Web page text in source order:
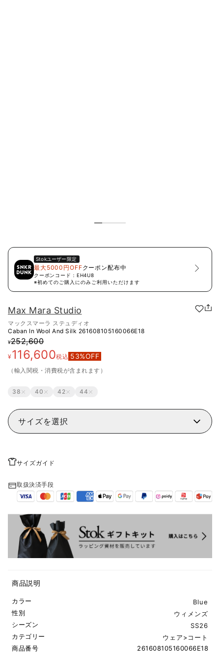
Stokユーザー限定
最大5000円OFFクーポン配布中
クーポンコード： EH4U8
※初めてのご購入にのみご利用いただけます
Max Mara Studio
マックスマーラ ステュディオ
Caban In Wool And Silk 261608105160066E18
¥252,600
¥116,600税込 53%OFF
（輸入関税・消費税が含まれます）
38 40 42 44
サイズを選択
サイズガイド
取扱決済手段
商品説明
カラー
Blue
性別
ウィメンズ
シーズン
SS26
カテゴリー
ウェア>コート
商品番号
261608105160066E18